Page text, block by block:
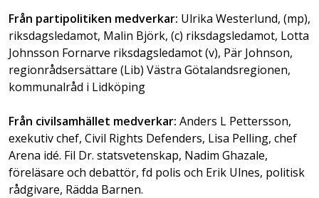
Från partipolitiken medverkar: Ulrika Westerlund, (mp),
riksdagsledamot, Malin Björk, (c) riksdagsledamot, Lotta
Johnsson Fornarve riksdagsledamot (v), Pär Johnson,
regionrådsersättare (Lib) Västra Götalandsregionen,
kommunalråd i Lidköping
Från civilsamhället medverkar: Anders L Pettersson,
exekutiv chef, Civil Rights Defenders, Lisa Pelling, chef
Arena idé. Fil Dr. statsvetenskap, Nadim Ghazale,
föreläsare och debattör, fd polis och Erik Ulnes, politisk
rådgivare, Rädda Barnen.